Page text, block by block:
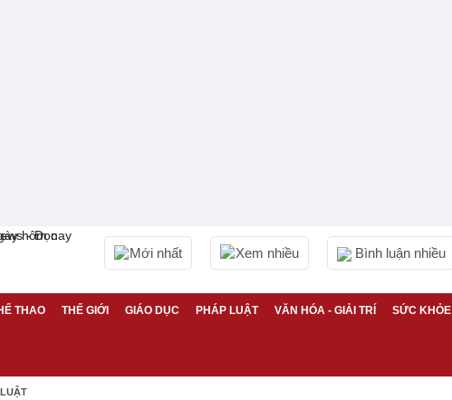
Mới nhất Xem nhiều Bình luận nhiều
THAO THẾ GIỚI GIÁO DỤC PHÁP LUẬT VĂN HÓA - GIẢI TRÍ SỨC KHỎE